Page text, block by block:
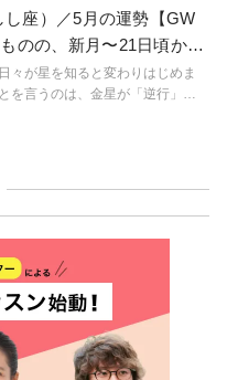
盛り上がるのは満月だからと言
をもつことで、小さなささやき
「今、ここ」に集中できるよう
られるようになるのです。
めのマインドフルネスな占星術
座）／5月の運勢【GW
のの、新月〜21日頃か
がかかる】
々が星を知ると変わりはじめま
を言うのは、金星が「逆行」し
られるようになるのです。
めのマインドフルネスな占星術